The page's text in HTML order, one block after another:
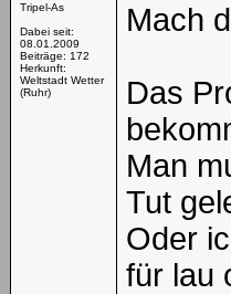
Tripel-As
Dabei seit:
08.01.2009
Beiträge: 172
Herkunft:
Weltstadt Wetter
(Ruhr)
Mach
Das
Man
Tut
Oder
für lau